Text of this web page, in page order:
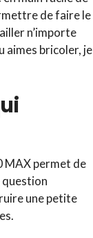
de faire le
n’importe
aimes bricoler, je
MAX permet de
question
une petite